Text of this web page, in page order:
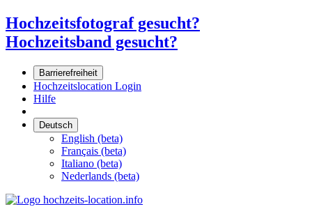
Hochzeitsfotograf gesucht?
Hochzeitsband gesucht?
Barrierefreiheit
Hochzeitslocation Login
Hilfe
Deutsch
English (beta)
Français (beta)
Italiano (beta)
Nederlands (beta)